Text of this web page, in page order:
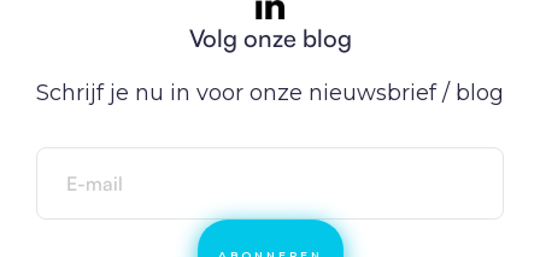
Volg onze blog
Schrijf je nu in voor onze nieuwsbrief / blog